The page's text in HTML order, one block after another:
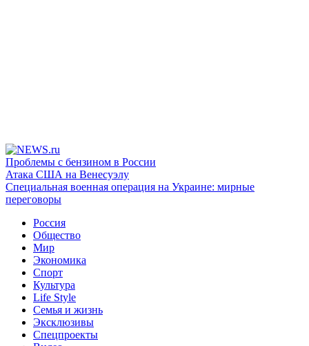
Проблемы с бензином в России
Атака США на Венесуэлу
Специальная военная операция на Украине: мирные
переговоры
Россия
Общество
Мир
Экономика
Спорт
Культура
Life Style
Семья и жизнь
Эксклюзивы
Спецпроекты